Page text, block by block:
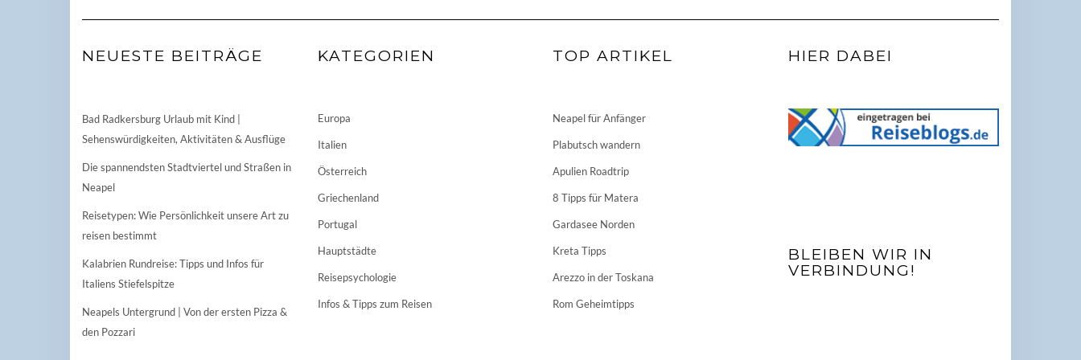
NEUESTE BEITRÄGE
Bad Radkersburg Urlaub mit Kind |
Sehenswürdigkeiten, Aktivitäten & Ausflüge
Die spannendsten Stadtviertel und Straßen in
Neapel
Reisetypen: Wie Persönlichkeit unsere Art zu
reisen bestimmt
Kalabrien Rundreise: Tipps und Infos für
Italiens Stiefelspitze
Neapels Untergrund | Von der ersten Pizza &
den Pozzari
KATEGORIEN
Europa
Italien
Österreich
Griechenland
Portugal
Hauptstädte
Reisepsychologie
Infos & Tipps zum Reisen
TOP ARTIKEL
Neapel für Anfänger
Plabutsch wandern
Apulien Roadtrip
8 Tipps für Matera
Gardasee Norden
Kreta Tipps
Arezzo in der Toskana
Rom Geheimtipps
HIER DABEI
BLEIBEN WIR IN
VERBINDUNG!